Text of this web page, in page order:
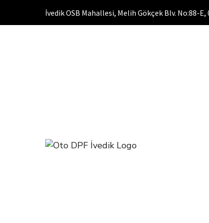
İvedik OSB Mahallesi, Melih Gökçek Blv. No:88-